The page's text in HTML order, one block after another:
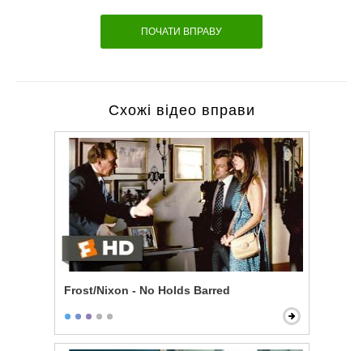
ПОЧАТИ ВПРАВУ
Схожі відео вправи
Frost/Nixon - No Holds Barred